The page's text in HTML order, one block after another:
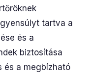
tartva a
és a
biztosítása
és a megbízható